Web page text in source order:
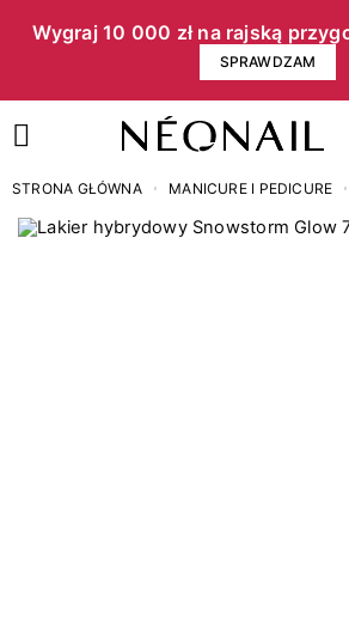
Wygraj 10 000 zł na rajską
SPRAWDZAM
STRONA GŁÓWNA MANICURE I PEDICURE